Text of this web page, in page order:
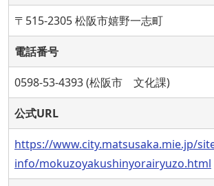
〒515-2305 松阪市嬉野一志町
電話番号
0598-53-4393 (松阪市 文化課)
公式URL
https://www.city.matsusaka.mie.jp/
info/mokuzoyakushinyorairyuzo.html